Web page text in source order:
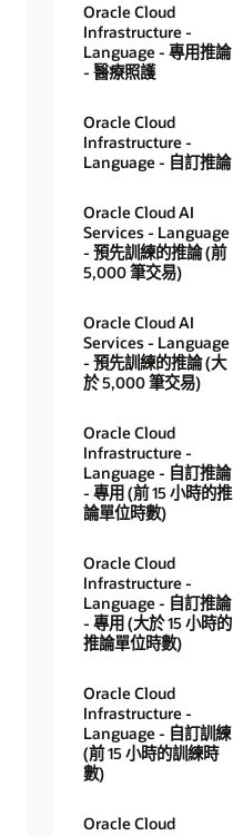
Oracle Cloud
Infrastructure -
Language - 專用推論
- 醫療照護
Oracle Cloud
Infrastructure -
Language - 自訂推論
Oracle Cloud AI
Services - Language
- 預先訓練的推論 (前
5,000 筆交易)
Oracle Cloud AI
Services - Language
- 預先訓練的推論 (大
於 5,000 筆交易)
Oracle Cloud
Infrastructure -
Language - 自訂推論
- 專用 (前 15 小時的推
論單位時數)
Oracle Cloud
Infrastructure -
Language - 自訂推論
- 專用 (大於 15 小時的
推論單位時數)
Oracle Cloud
Infrastructure -
Language - 自訂訓練
(前 15 小時的訓練時
數)
Oracle Cloud